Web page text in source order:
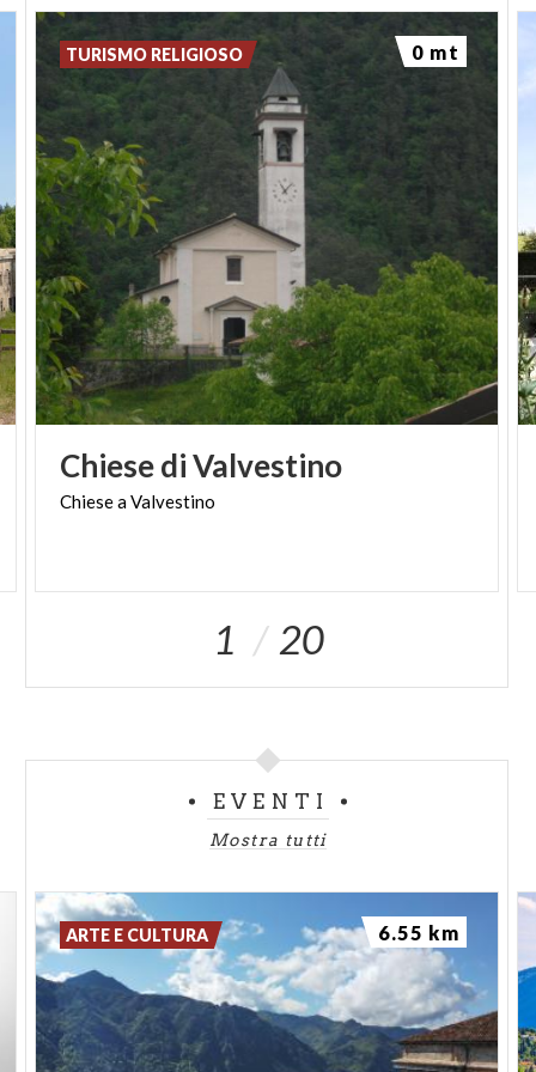
La potenza della centrale di pompaggio è di137
megawatt, la produzione media annua è di 80 GWh
che corrisponde al consumo medio di energia di
circa 30.000 abitazioni.
-
PH: GARDALOMBARDIA.COM
ChiesediValvestino
ChieseaValvestino
TURISMO RELIGIOSO 0 mt
1 20
EVENTI
Mostra tutti
ARTE E CULTURA 6.55 km